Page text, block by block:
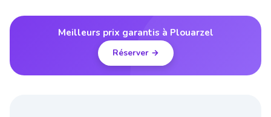
Meilleurs prix garantis à Plouarzel
Réserver →